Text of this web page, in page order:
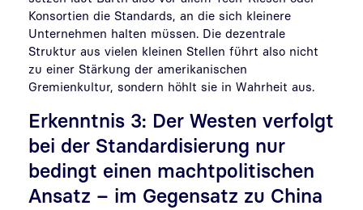
Konsortien die Standards, an die sich kleinere
Unternehmen halten müssen. Die dezentrale
Struktur aus vielen kleinen Stellen führt also nicht
zu einer Stärkung der amerikanischen
Gremienkultur, sondern höhlt sie in Wahrheit aus.
Erkenntnis 3: Der Westen verfolgt
bei der Standardisierung nur
bedingt einen machtpolitischen
Ansatz – im Gegensatz zu China